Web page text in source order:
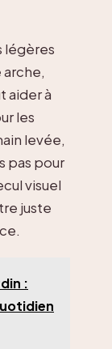
légères
arche,
aider à
les
levée,
pas pour
visuel
juste
: